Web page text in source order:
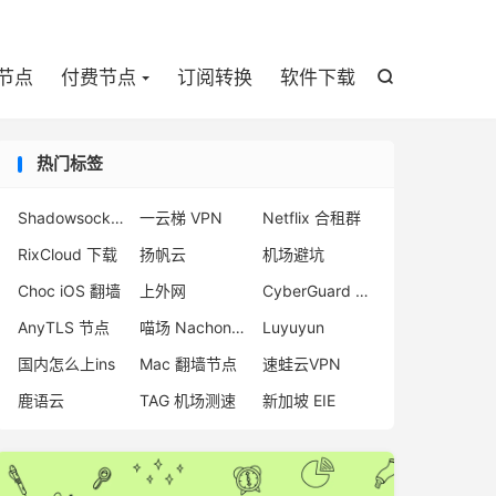

点 付费节点 订阅转换 软件下载
热门标签
Shadowsocks-2022 机场 一云梯 VPN
Netflix 合租群
RixCloud 下载
扬帆云
机场避坑
Choc iOS 翻墙
上外网
CyberGuard VPN
AnyTLS 节点
喵场 Nachoneko
Luyuyun
国内怎么上ins
Mac 翻墙节点
速蛙云VPN
鹿语云
TAG 机场测速 新加坡 EIE